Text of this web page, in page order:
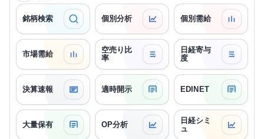
銘柄検索 個別分析 個別需給
市場需給
空売り比
率
日経寄与
度
決算速報 適時開示 EDINET
大量保有 OP分析
日経シミ
ュ